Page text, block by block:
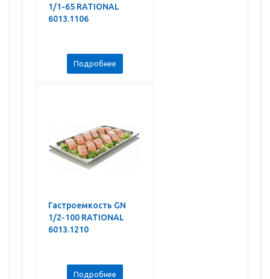
1/1-65 RATIONAL
6013.1106
Подробнее
Гастроемкость GN
1/2-100 RATIONAL
6013.1210
Подробнее